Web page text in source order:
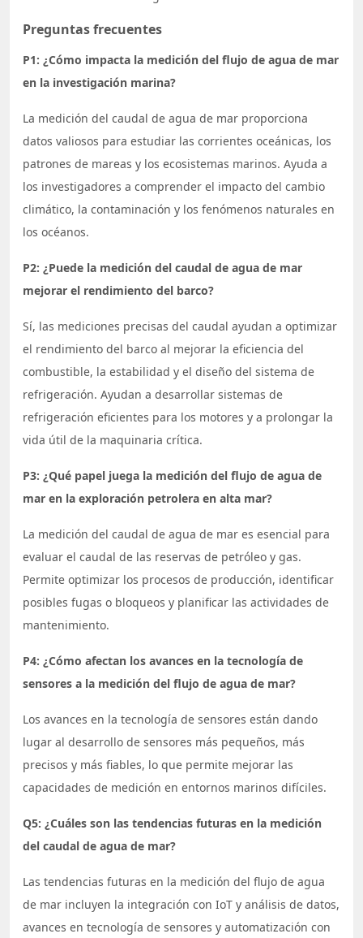
Preguntas frecuentes
P1: ¿Cómo impacta la medición del flujo de agua de mar
en la investigación marina?
La medición del caudal de agua de mar proporciona
datos valiosos para estudiar las corrientes oceánicas, los
patrones de mareas y los ecosistemas marinos. Ayuda a
los investigadores a comprender el impacto del cambio
climático, la contaminación y los fenómenos naturales en
los océanos.
P2: ¿Puede la medición del caudal de agua de mar
mejorar el rendimiento del barco?
Sí, las mediciones precisas del caudal ayudan a optimizar
el rendimiento del barco al mejorar la eficiencia del
combustible, la estabilidad y el diseño del sistema de
refrigeración. Ayudan a desarrollar sistemas de
refrigeración eficientes para los motores y a prolongar la
vida útil de la maquinaria crítica.
P3: ¿Qué papel juega la medición del flujo de agua de
mar en la exploración petrolera en alta mar?
La medición del caudal de agua de mar es esencial para
evaluar el caudal de las reservas de petróleo y gas.
Permite optimizar los procesos de producción, identificar
posibles fugas o bloqueos y planificar las actividades de
mantenimiento.
P4: ¿Cómo afectan los avances en la tecnología de
sensores a la medición del flujo de agua de mar?
Los avances en la tecnología de sensores están dando
lugar al desarrollo de sensores más pequeños, más
precisos y más fiables, lo que permite mejorar las
capacidades de medición en entornos marinos difíciles.
Q5: ¿Cuáles son las tendencias futuras en la medición
del caudal de agua de mar?
Las tendencias futuras en la medición del flujo de agua
de mar incluyen la integración con IoT y análisis de datos,
avances en tecnología de sensores y automatización con